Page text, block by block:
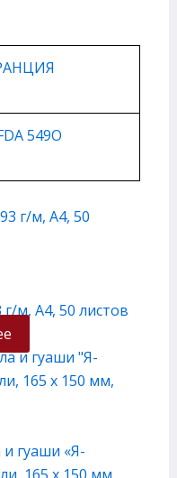
549O
м, А4, 50 листов
и гуаши «Я-
165 х 150 мм,